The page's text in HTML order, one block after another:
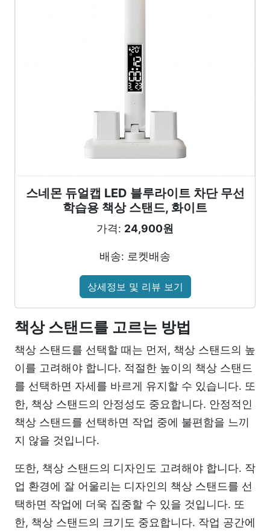
스네몬 듀얼캡 LED 블루라이트 차단 무선
학습용 책상 스탠드, 화이트
가격: 24,900원
배송: 로켓배송
상세정보 및 리뷰 보기
책상 스탠드를 고르는 방법
책상 스탠드를 선택할 때는 먼저, 책상 스탠드의 높
이를 고려해야 합니다. 적절한 높이의 책상 스탠드
를 선택하면 자세를 바르게 유지할 수 있습니다. 또
한, 책상 스탠드의 안정성도 중요합니다. 안정적인
책상 스탠드를 선택하면 작업 중에 불편함을 느끼
지 않을 것입니다.
또한, 책상 스탠드의 디자인도 고려해야 합니다. 작
업 환경에 잘 어울리는 디자인의 책상 스탠드를 선
택하면 작업에 더욱 집중할 수 있을 것입니다. 또
한, 책상 스탠드의 크기도 중요합니다. 작업 공간에